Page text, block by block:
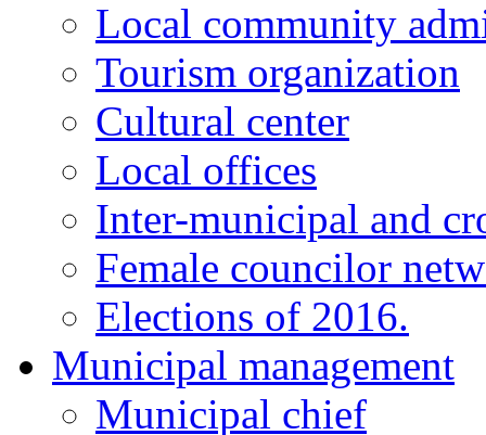
Local community
Tourism organization
Cultural center
Local offices
Inter-municipal and
Female councilor
Elections of 2016.
Municipal management
Municipal chief